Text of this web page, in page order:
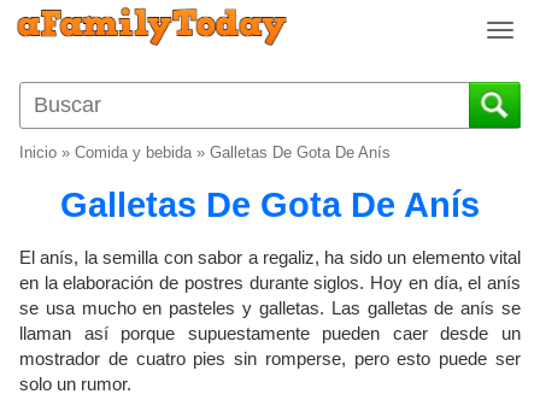
T
g
g
t
Inicio » Comida y bebida» Galletas De Gota De Anís
Galletas De Gota De Anís
El anís, la semilla con sabor a regaliz, ha sido un elemento vital
en la elaboración de postres durante siglos. Hoy en día, el anís
se usa mucho en pasteles y galletas. Las galletas de anís se
llaman así porque supuestamente pueden caer desde un
mostrador de cuatro pies sin romperse, pero esto puede ser
solo un rumor.